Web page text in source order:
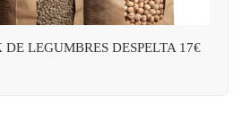
DE LEGUMBRES DESPELTA 17€